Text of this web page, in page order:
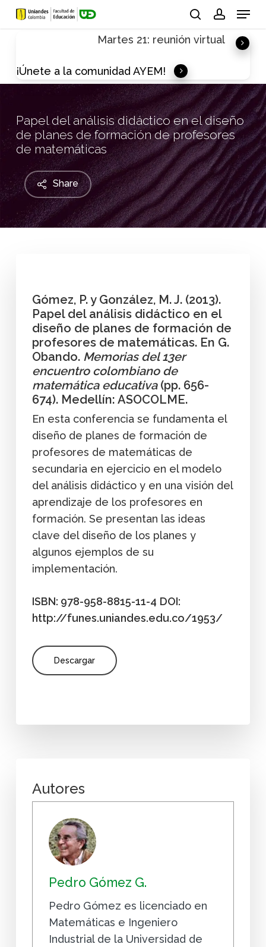
Skip
Menu
Martes 21: reunión virtual
¡Únete a la comunidad AYEM!
Papel del análisis didáctico en el diseño
de planes de formación de profesores
de matemáticas
Share
Gómez, P. y González, M. J. (2013).
Papel del análisis didáctico en el
diseño de planes de formación de
profesores de matemáticas. En G.
Obando. Memorias del 13er
encuentro colombiano de
matemática educativa(pp. 656-
674). Medellín: ASOCOLME.
En esta conferencia se fundamenta el
diseño de planes de formación de
profesores de matemáticas de
secundaria en ejercicio en el modelo
del análisis didáctico y en una visión del
aprendizaje de los profesores en
formación. Se presentan las ideas
clave del diseño de los planes y
algunos ejemplos de su
implementación.
ISBN: 978-958-8815-11-4 DOI:
http://funes.uniandes.edu.co/1953/
Descargar
Autores
Pedro Gómez G.
Pedro Gómez es licenciado en
Matemáticas e Ingeniero
Industrial de la Universidad de